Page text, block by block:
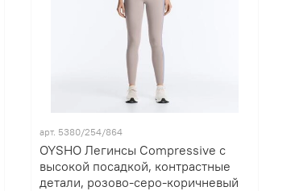
арт. 5380/254/864
OYSHO Легинсы Compressive с
высокой посадкой, контрастные
детали, розово-серо-коричневый